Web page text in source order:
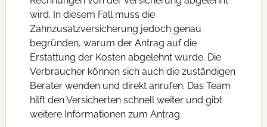
wird. In diesem Fall muss die
Zahnzusatzversicherung jedoch genau
begründen, warum der Antrag auf die
Erstattung der Kosten abgelehnt wurde. Die
Verbraucher können sich auch die zuständigen
Berater wenden und direkt anrufen. Das Team
hilft den Versicherten schnell weiter und gibt
weitere Informationen zum Antrag.